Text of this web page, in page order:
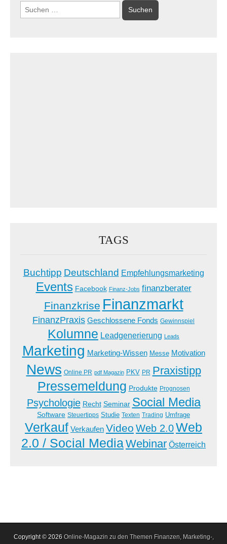
Suchen
nach:
TAGS
Buchtipp Deutschland Empfehlungsmarketing
Events Facebook Finanz-Jobs finanzberater
Finanzkrise Finanzmarkt
FinanzPraxis Geschlossene Fonds Gewinnspiel
Kolumne Leadgenerierung Leads
Marketing Marketing-Wissen Messe Motivation
News Online PR pdf Magazin PKV PR Praxistipp
Pressemeldung Produkte Prognosen
Psychologie Recht Seminar Social Media
Software Steuertipps Studie Texten Trading Umfrage
Verkauf Verkaufen Video Web 2.0Web
2.0 / Social MediaWebinar Österreich
Copyright © 2026 Online-Magazin zu den Themen Finanzen, Marketing-,